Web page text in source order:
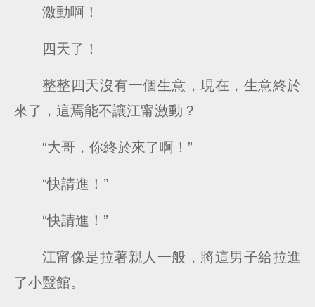
激動啊！
四天了！
整整四天沒有一個生意，現在，生意終於
來了，這焉能不讓江甯激動？
“大哥，你終於來了啊！”
“快請進！”
“快請進！”
江甯像是拉著親人一般，將這男子給拉進
了小毉館。